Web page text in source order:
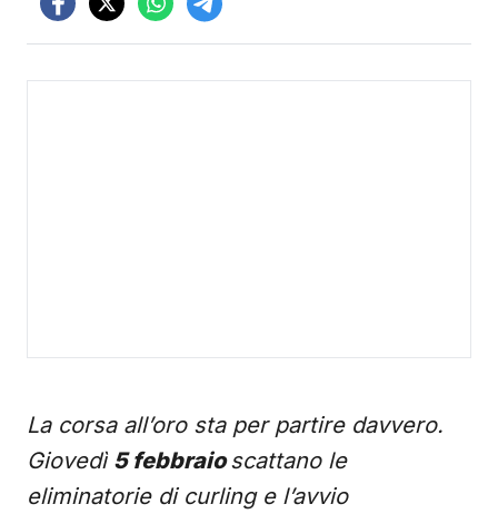
La corsa all’oro sta per partire davvero.
Giovedì 5 febbraioscattano le
eliminatorie di curling e l’avvio